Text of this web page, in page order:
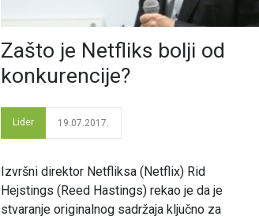
Zašto je Netfliks bolji od
konkurencije?
Lider 19.07.2017.
Izvršni direktor Netfliksa (Netflix) Rid
Hejstings (Reed Hastings) rekao je da je
stvaranje originalnog sadržaja ključno za